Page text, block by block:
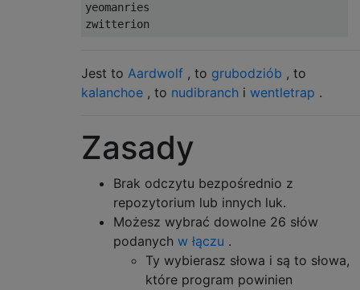
yeomanries
Jest to Aardwolf , to grubodziób , to
kalanchoe , to nudibranch i wentletrap .
Zasady
Brak odczytu bezpośrednio z
repozytorium lub innych luk.
Możesz wybrać dowolne 26 słów
podanych w łączu .
Ty wybierasz słowa i są to słowa,
które program powinien